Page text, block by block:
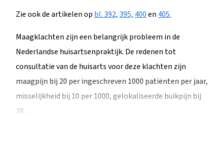
Zie ook de artikelen op bl. 392,395, 400en405.
Maagklachten zijn een belangrijk probleem in de
Nederlandse huisartsenpraktijk. De redenen tot
consultatie van de huisarts voor deze klachten zijn
maagpijn bij 20 per ingeschreven 1000 patiënten per jaar,
misselijkheid bij 10 per 1000, gelokaliseerde buikpijn bij
38…